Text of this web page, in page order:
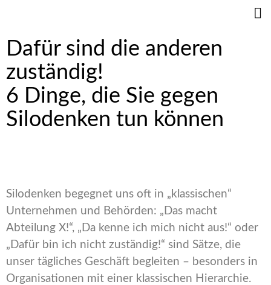
Dafür sind die anderen
zuständig!
6 Dinge, die Sie gegen
Silodenken tun können
Silodenken begegnet uns oft in „klassischen“
Unternehmen und Behörden: „Das macht
Abteilung X!“, „Da kenne ich mich nicht aus!“ oder
„Dafür bin ich nicht zuständig!“ sind Sätze, die
unser tägliches Geschäft begleiten – besonders in
Organisationen mit einer klassischen Hierarchie.